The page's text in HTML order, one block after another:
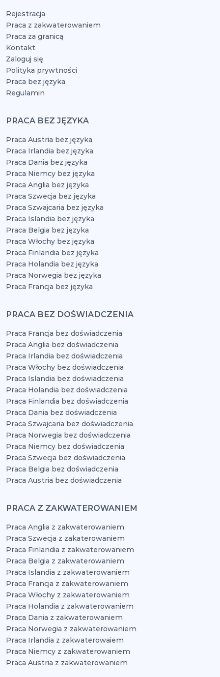
Rejestracja
Praca z zakwaterowaniem
Praca za granicą
Kontakt
Zaloguj się
Polityka prywtności
Praca bez języka
Regulamin
PRACA BEZ JĘZYKA
Praca Austria bez języka
Praca Irlandia bez języka
Praca Dania bez języka
Praca Niemcy bez języka
Praca Anglia bez języka
Praca Szwecja bez języka
Praca Szwajcaria bez języka
Praca Islandia bez języka
Praca Belgia bez języka
Praca Włochy bez języka
Praca Finlandia bez języka
Praca Holandia bez języka
Praca Norwegia bez języka
Praca Francja bez języka
PRACA BEZ DOŚWIADCZENIA
Praca Francja bez doświadczenia
Praca Anglia bez doświadczenia
Praca Irlandia bez doświadczenia
Praca Włochy bez doświadczenia
Praca Islandia bez doświadczenia
Praca Holandia bez doświadczenia
Praca Finlandia bez doświadczenia
Praca Dania bez doświadczenia
Praca Szwajcaria bez doświadczenia
Praca Norwegia bez doświadczenia
Praca Niemcy bez doświadczenia
Praca Szwecja bez doświadczenia
Praca Belgia bez doświadczenia
Praca Austria bez doświadczenia
PRACA Z ZAKWATEROWANIEM
Praca Anglia z zakwaterowaniem
Praca Szwecja z zakaterowaniem
Praca Finlandia z zakwaterowaniem
Praca Belgia z zakwaterowaniem
Praca Islandia z zakwaterowaniem
Praca Francja z zakwaterowaniem
Praca Włochy z zakwaterowaniem
Praca Holandia z zakwaterowaniem
Praca Dania z zakwaterowaniem
Praca Norwegia z zakwaterowaniem
Praca Irlandia z zakwaterowaiem
Praca Niemcy z zakwaterowaniem
Praca Austria z zakwaterowaniem